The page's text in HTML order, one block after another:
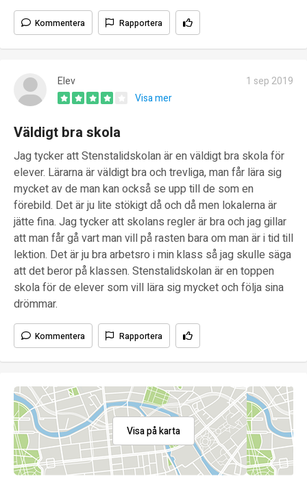
Kommentera Rapportera
Elev
1 sep 2019
Visa mer
Väldigt bra skola
Jag tycker att Stenstalidskolan är en väldigt bra skola för
elever. Lärarna är väldigt bra och trevliga, man får lära sig
mycket av de man kan också se upp till de som en
förebild. Det är ju lite stökigt då och då men lokalerna är
jätte fina. Jag tycker att skolans regler är bra och jag gillar
att man får gå vart man vill på rasten bara om man är i tid till
lektion. Det är ju bra arbetsro i min klass så jag skulle säga
att det beror på klassen. Stenstalidskolan är en toppen
skola för de elever som vill lära sig mycket och följa sina
drömmar.
Kommentera Rapportera
Visa på karta